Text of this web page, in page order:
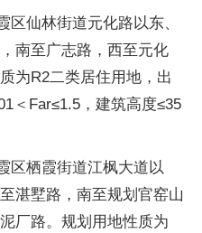
区仙林街道元化路以东、
南至广志路，西至元化
为R2二类居住用地，出
＜Far≤1.5，建筑高度≤35
区栖霞街道江枫大道以
湛墅路，南至规划官窑山
厂路。规划用地性质为